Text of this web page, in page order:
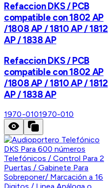
Refaccion DKS / PCB
compatible con 1802 AP
/1808 AP / 1810 AP / 1812
AP / 1838 AP
Refaccion DKS / PCB
compatible con 1802 AP
/1808 AP / 1810 AP / 1812
AP / 1838 AP
1970-0101970-010